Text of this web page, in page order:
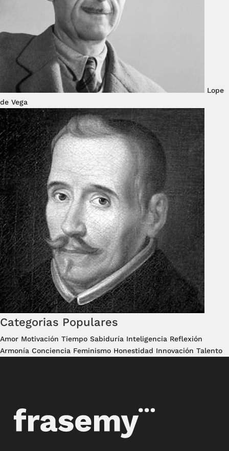
Lope
de Vega
Categorias Populares
Amor Motivación Tiempo Sabiduría Inteligencia Reflexión
Armonía Conciencia Feminismo Honestidad Innovación Talento